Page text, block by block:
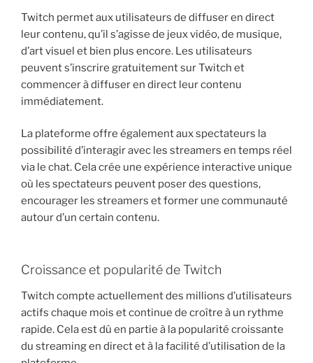
Twitch permet aux utilisateurs de diffuser en direct
leur contenu, qu’il s’agisse de jeux vidéo, de musique,
d’art visuel et bien plus encore. Les utilisateurs
peuvent s’inscrire gratuitement sur Twitch et
commencer à diffuser en direct leur contenu
immédiatement.
La plateforme offre également aux spectateurs la
possibilité d’interagir avec les streamers en temps réel
via le chat. Cela crée une expérience interactive unique
où les spectateurs peuvent poser des questions,
encourager les streamers et former une communauté
autour d’un certain contenu.
Croissance et popularité de Twitch
Twitch compte actuellement des millions d’utilisateurs
actifs chaque mois et continue de croître à un rythme
rapide. Cela est dû en partie à la popularité croissante
du streaming en direct et à la facilité d’utilisation de la